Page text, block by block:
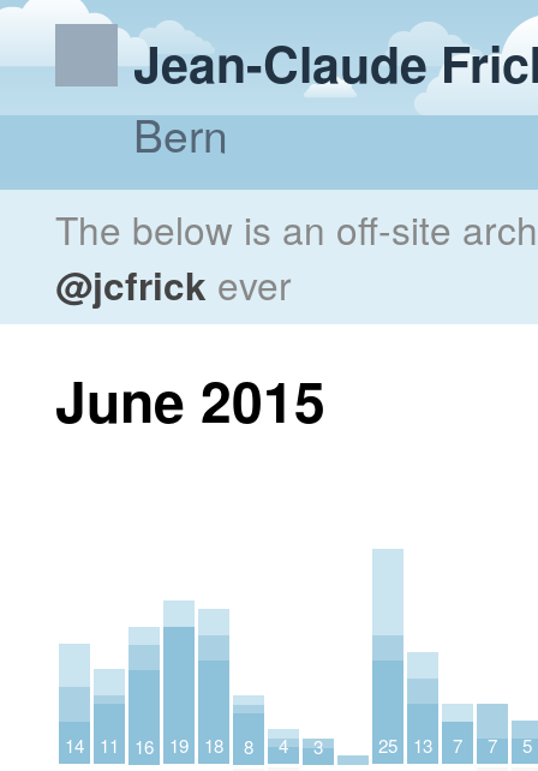
Jean-Claude
Bern
The below is an off-site
@jcfrick ever
June 2015
14 11 16 19 18 8 4 3 25 13 7 7 5